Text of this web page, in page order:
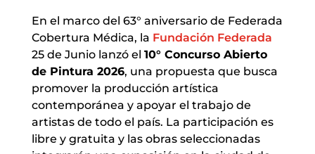
En el marco del 63° aniversario de Federada
Cobertura Médica, la Fundación Federada
25 de Junio lanzó el 10° Concurso Abierto
de Pintura 2026, una propuesta que busca
promover la producción artística
contemporánea y apoyar el trabajo de
artistas de todo el país. La participación es
libre y gratuita y las obras seleccionadas